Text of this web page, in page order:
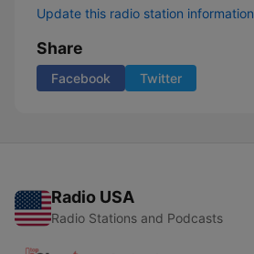
Update this radio station information
Share
Facebook Twitter
Radio USA
Radio Stations and Podcasts